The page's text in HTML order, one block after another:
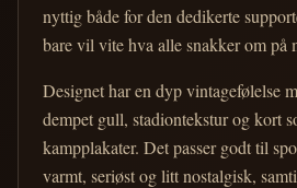
nyttig både for den dedikerte
bare vil vite hva alle snakker om på
Designet har en dyp vintagefølelse
dempet gull, stadiontekstur og kort
kampplakater. Det passer godt til
varmt, seriøst og litt nostalgisk,